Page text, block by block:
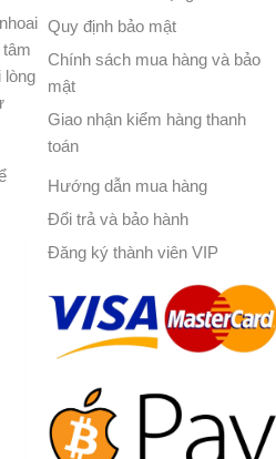
lòng
Quy định bảo mật
Chính sách mua hàng và bảo
mật
Giao nhận kiểm hàng thanh
toán
Hướng dẫn mua hàng
Đổi trả và bảo hành
Đăng ký thành viên VIP